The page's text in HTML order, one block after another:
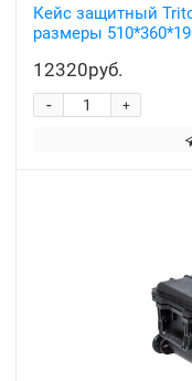
Кейс защитный
размеры
12320руб.
+
-